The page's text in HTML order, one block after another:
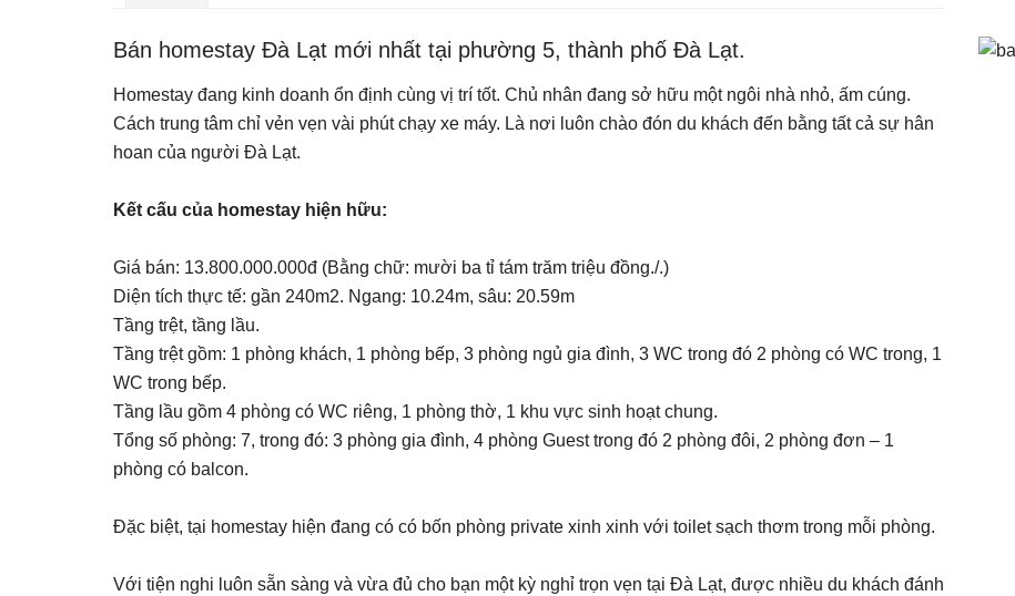
Bán homestay Đà Lạt mới nhất tại phường 5, thành phố Đà Lạt.
Homestay đang kinh doanh ổn định cùng vị trí tốt. Chủ nhân đang sở hữu một ngôi nhà nhỏ, ấm cúng.
Cách trung tâm chỉ vẻn vẹn vài phút chạy xe máy. Là nơi luôn chào đón du khách đến bằng tất cả sự hân
hoan của người Đà Lạt.
Kết cấu của homestay hiện hữu:
Giá bán: 13.800.000.000đ (Bằng chữ: mười ba tỉ tám trăm triệu đồng./.)
Diện tích thực tế: gần 240m2. Ngang: 10.24m, sâu: 20.59m
Tầng trệt, tầng lầu.
Tầng trệt gồm: 1 phòng khách, 1 phòng bếp, 3 phòng ngủ gia đình, 3 WC trong đó 2 phòng có WC trong, 1
WC trong bếp.
Tầng lầu gồm 4 phòng có WC riêng, 1 phòng thờ, 1 khu vực sinh hoạt chung.
Tổng số phòng: 7, trong đó: 3 phòng gia đình, 4 phòng Guest trong đó 2 phòng đôi, 2 phòng đơn – 1
phòng có balcon.
Đặc biệt, tại homestay hiện đang có có bốn phòng private xinh xinh với toilet sạch thơm trong mỗi phòng.
Với tiện nghi luôn sẵn sàng và vừa đủ cho bạn một kỳ nghỉ trọn vẹn tại Đà Lạt, được nhiều du khách đánh